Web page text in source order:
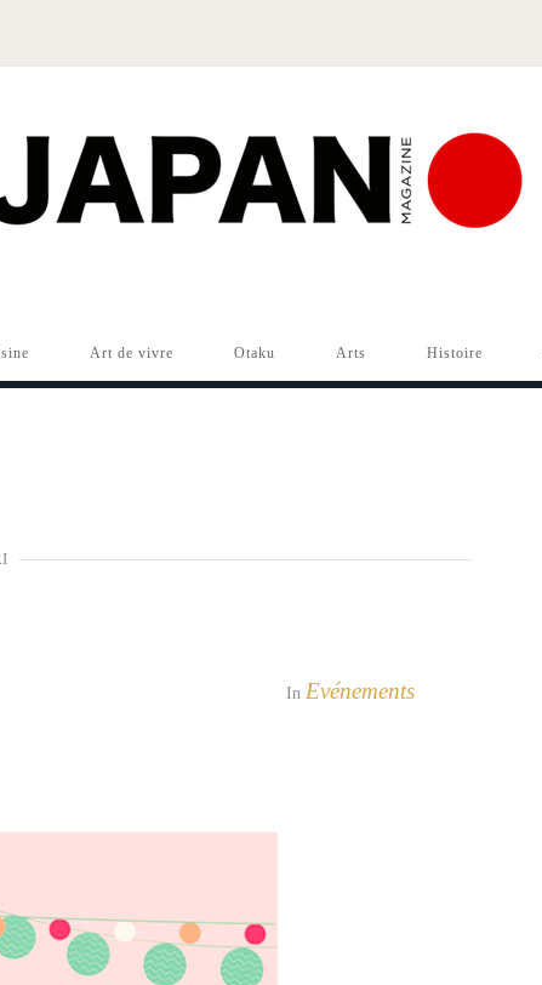
Art de vivre Otaku Arts Histoire
In Evénements